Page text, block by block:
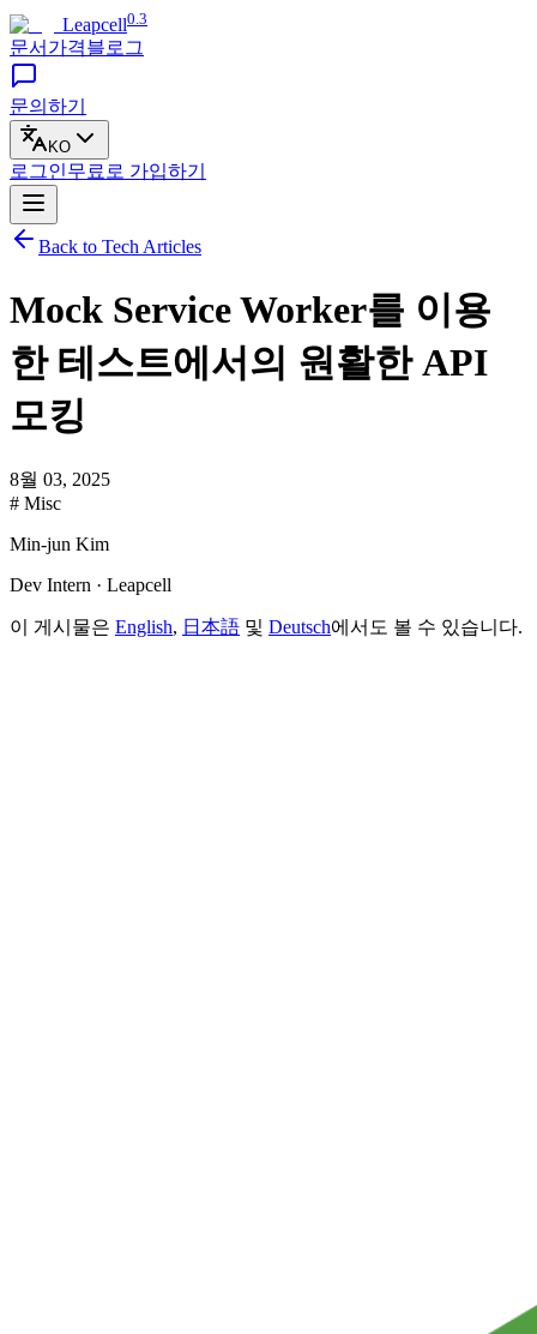
Leapcell0.3
문서 가격블로그
문의하기
KO
로그인무료로 가입하기
Back to Tech Articles
Mock Service Worker를 이용
한 테스트에서의 원활한 API
모킹
8월 03, 2025
# Misc
Min-jun Kim
Dev Intern · Leapcell
이 게시물은 English, 日本語 및 Deutsch에서도 볼 수 있습니다.